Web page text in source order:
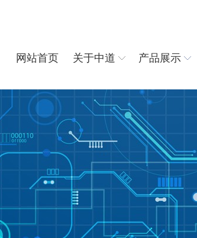
网站首页 关于中道 产品展示